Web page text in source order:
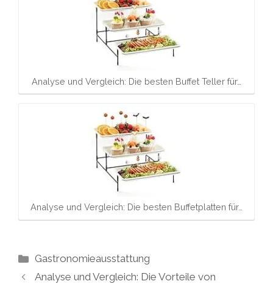
Analyse und Vergleich: Die besten Buffet Teller für…
Analyse und Vergleich: Die besten Buffetplatten für…
Kategorien
Gastronomieausstattung
Analyse und Vergleich: Die Vorteile von